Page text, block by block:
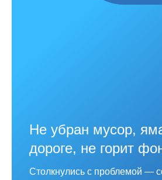
Не убран мусор,
дороге, не горит
Столкнулись с проблемой —